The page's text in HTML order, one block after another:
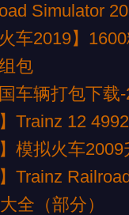
Simulator
火车2019】
包
车辆打包下载
Trainz 12
】模拟火车
Trainz
全（部分）